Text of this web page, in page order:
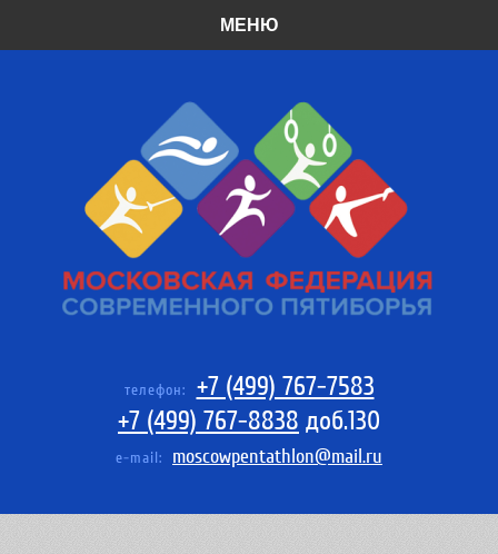
МЕНЮ
телефон:
+7 (499) 767-7583
+7 (499) 767-8838 доб.130
e-mail: moscowpentathlon@mail.ru